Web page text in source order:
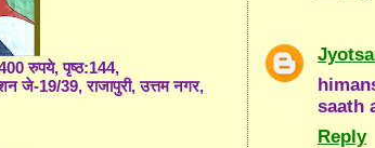
saath
Reply
रुपये, पृष्ठ:144,
जे-19/39, राजापुरी, उत्तम नगर,